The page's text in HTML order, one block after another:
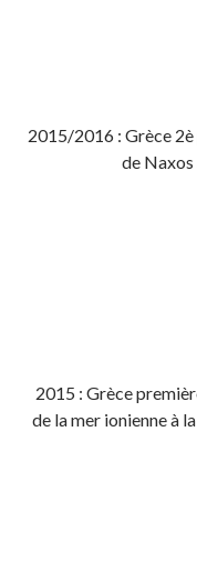
2015/2016 : Grèce
de
2015 : Grèce
de la mer ionienne à